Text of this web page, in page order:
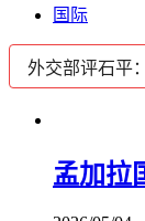
国际
孟加拉